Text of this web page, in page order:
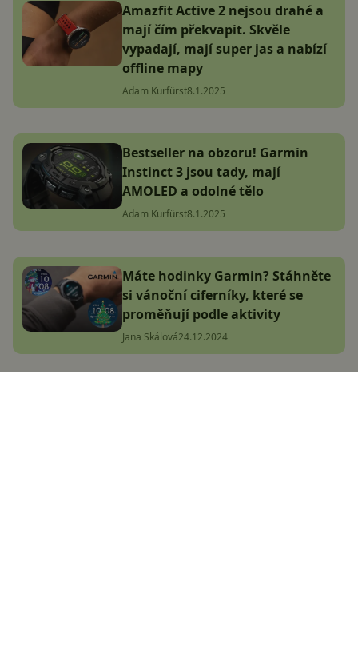
Amazfit Active 2 nejsou drahé a
mají čím překvapit. Skvěle
vypadají, mají super jas a nabízí
offline mapy
Adam Kurfürst8.1.2025
Bestseller na obzoru! Garmin
Instinct 3 jsou tady, mají
AMOLED a odolné tělo
Adam Kurfürst8.1.2025
Máte hodinky Garmin? Stáhněte
si vánoční ciferníky, které se
proměňují podle aktivity
Jana Skálová24.12.2024